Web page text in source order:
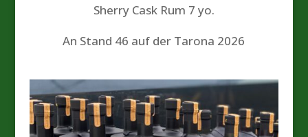
Sherry Cask Rum 7 yo.
An Stand 46 auf der Tarona 2026